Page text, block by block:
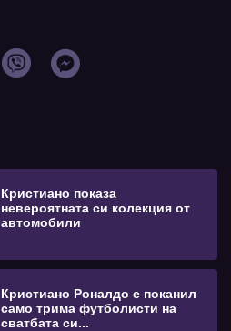
Кристиано показа
невероятната си колекция от
автомобили
Кристиано Роналдо е поканил
само трима футболисти на
сватбата си...